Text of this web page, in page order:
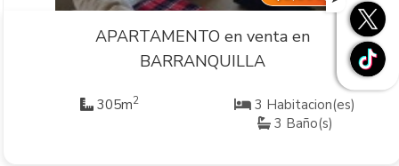
APARTAMENTO en venta en
BARRANQUILLA
305m2
3 Habitacion(es)
3 Baño(s)